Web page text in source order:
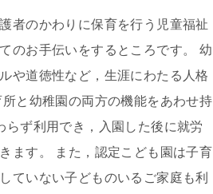
者のかわりに保育を行う児童福祉
のお手伝いをするところです。 幼
や道徳性など，生涯にわたる人格
と幼稚園の両方の機能をあわせ持
ず利用でき，入園した後に就労
ます。 また，認定こども園は子育
ていない子どものいるご家庭も利